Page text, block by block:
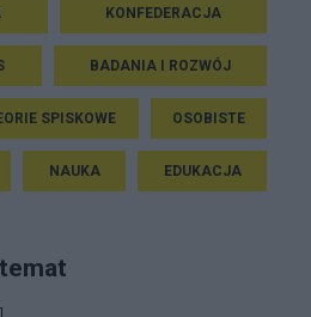
KONFEDERACJA
BADANIA I ROZWÓJ
SPISKOWE OSOBISTE
NAUKA EDUKACJA